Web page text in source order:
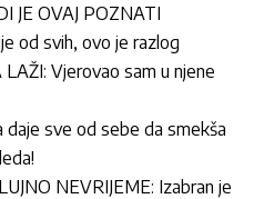
JE OVAJ POZNATI
od svih, ovo je razlog
LAŽI: Vjerovao sam u njene
sve od sebe da smekša
NEVRIJEME: Izabran je